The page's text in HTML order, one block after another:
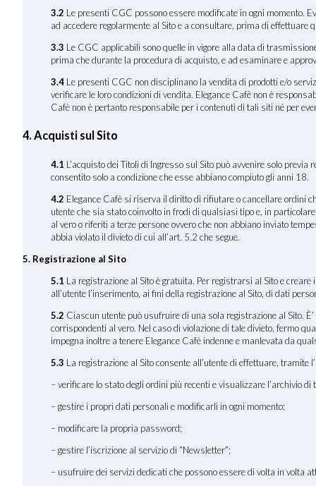
3.2 Le presenti CGC possono essere modificate in ogni momento.
ad accedere regolarmente al Sito e a consultare, prima di
3.3 Le CGC applicabili sono quelle in vigore alla data di
prima che durante la procedura di acquisto, e ad esaminare e
3.4 Le presenti CGC non disciplinano la vendita di prodotti e/o
verificare le loro condizioni di vendita. Elegance Cafè non è
Cafè non è pertanto responsabile per i contenuti di tali siti né per
4. Acquisti sul Sito
4.1 L’acquisto dei Titoli di Ingresso sul Sito può avvenire solo
consentito solo a condizione che esse abbiano compiuto gli anni 18.
4.2 Elegance Cafè si riserva il diritto di rifiutare o cancellare ordini
utente che sia stato coinvolto in frodi di qualsiasi tipo e, in
al vero o riferiti a terze persone ovvero che non abbiano inviato
abbia violato il divieto di cui all’art. 5.2 che segue.
5. Registrazione al Sito
5.1 La registrazione al Sito è gratuita. Per registrarsi al Sito e
all’utente l’inserimento, ai fini della registrazione al Sito, di dati
5.2 Ciascun utente può usufruire di una sola registrazione al Sito.
corrispondenti al vero. Nel caso di violazione di tale divieto, fermo
impegna inoltre a tenere Elegance Cafè indenne e manlevata da
5.3 La registrazione al Sito consente all’utente di effettuare, tramite
– verificare lo stato degli ordini più recenti e visualizzare l’archivio
– gestire i propri dati personali e modificarli in ogni momento;
– modificare la propria password;
– gestire l’iscrizione al servizio di “Newsletter”;
– usufruire dei servizi dedicati che possono essere di volta in volta